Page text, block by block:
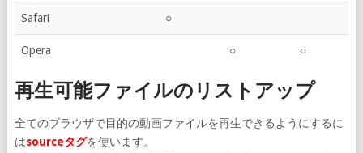
Safari ○
Opera ○ ○
再生可能ファイルのリストアップ
全てのブラウザで目的の動画ファイルを再生できるようにするに
はsourceタグを使います。